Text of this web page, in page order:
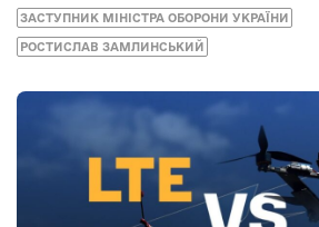
ЗАСТУПНИК МІНІСТРА ОБОРОНИ УКРАЇНИ
РОСТИСЛАВ ЗАМЛИНСЬКИЙ